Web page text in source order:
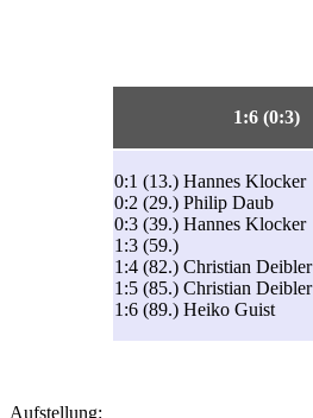
1:6 (0:3)
0:1 (13.) Hannes Klocker
0:2 (29.) Philip Daub
0:3 (39.) Hannes Klocker
1:3 (59.)
1:4 (82.) Christian Deibler
1:5 (85.) Christian Deibler
1:6 (89.) Heiko Guist
Aufstellung: